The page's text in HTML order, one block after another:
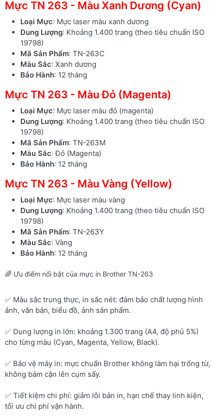
Mực TN 263 - Màu Xanh Dương (Cyan)
Loại Mực: Mực laser màu xanh dương
Dung Lượng: Khoảng 1.400 trang (theo tiêu chuẩn ISO
19798)
Mã Sản Phẩm: TN-263C
Màu Sắc: Xanh dương
Bảo Hành: 12 tháng
Mực TN 263 - Màu Đỏ (Magenta)
Loại Mực: Mực laser màu đỏ (magenta)
Dung Lượng: Khoảng 1.400 trang (theo tiêu chuẩn ISO
19798)
Mã Sản Phẩm: TN-263M
Màu Sắc: Đỏ (Magenta)
Bảo Hành: 12 tháng
Mực TN 263 - Màu Vàng (Yellow)
Loại Mực: Mực laser màu vàng
Dung Lượng: Khoảng 1.400 trang (theo tiêu chuẩn ISO
19798)
Mã Sản Phẩm: TN-263Y
Màu Sắc: Vàng
Bảo Hành: 12 tháng
🌈 Ưu điểm nổi bật của mực in Brother TN-263
✅ Màu sắc trung thực, in sắc nét: đảm bảo chất lượng hình
ảnh, văn bản, biểu đồ, ảnh sản phẩm.
✅ Dung lượng in lớn: khoảng 1.300 trang (A4, độ phủ 5%)
cho từng màu (Cyan, Magenta, Yellow, Black).
✅ Bảo vệ máy in: mực chuẩn Brother không làm hại trống từ,
không bám cặn lên cụm sấy.
✅ Tiết kiệm chi phí: giảm lỗi bản in, hạn chế thay linh kiện,
tối ưu chi phí vận hành.